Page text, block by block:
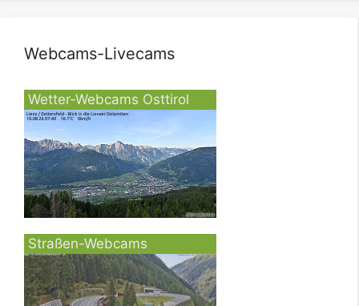
Webcams-Livecams
Wetter-Webcams Osttirol
Straßen-Webcams